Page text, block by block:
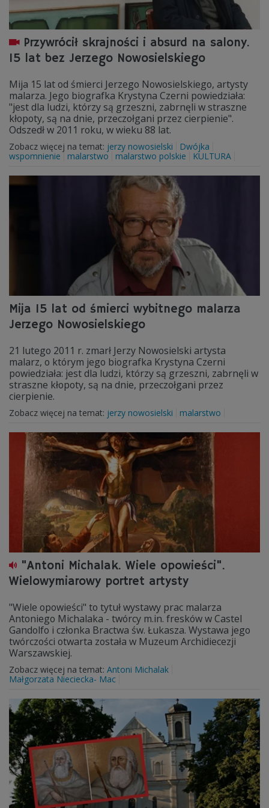
Przywrócił skrajności i absurd na salony.
15 lat bez Jerzego Nowosielskiego
Mija 15 lat od śmierci Jerzego Nowosielskiego, artysty
malarza. Jego biografka Krystyna Czerni powiedziała:
"jest dla ludzi, którzy są grzeszni, zabrnęli w straszne
kłopoty, są na dnie, przeczołgani przez cierpienie".
Odszedł w 2011 roku, w wieku 88 lat.
Zobacz więcej na temat: jerzy nowosielski
Dwójka
wspomnienie
malarstwo malarstwo polskie KULTURA
Mija 15 lat od śmierci wybitnego malarza
Jerzego Nowosielskiego
21 lutego 2011 r. zmarł Jerzy Nowosielski artysta
malarz, o którym jego biografka Krystyna Czerni
powiedziała: jest dla ludzi, którzy są grzeszni, zabrnęli w
straszne kłopoty, są na dnie, przeczołgani przez
cierpienie.
Zobacz więcej na temat: jerzy nowosielski malarstwo
"Antoni Michalak. Wiele opowieści".
Wielowymiarowy portret artysty
"Wiele opowieści" to tytuł wystawy prac malarza
Antoniego Michalaka - twórcy m.in. fresków w Castel
Gandolfo i członka Bractwa św. Łukasza. Wystawa jego
twórczości otwarta została w Muzeum Archidiecezji
Warszawskiej.
Zobacz więcej na temat: Antoni Michalak
Małgorzata Nieciecka- Mac